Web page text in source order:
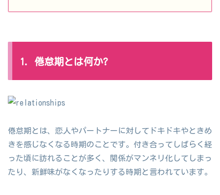
1. 倦怠期とは何か?
倦怠期とは、恋人やパートナーに対してドキドキやときめ
きを感じなくなる時期のことです。付き合ってしばらく経
った頃に訪れることが多く、関係がマンネリ化してしまっ
たり、新鮮味がなくなったりする時期と言われています。